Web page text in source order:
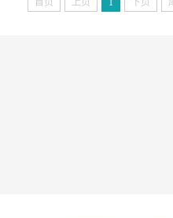
首页 上页 1 下页